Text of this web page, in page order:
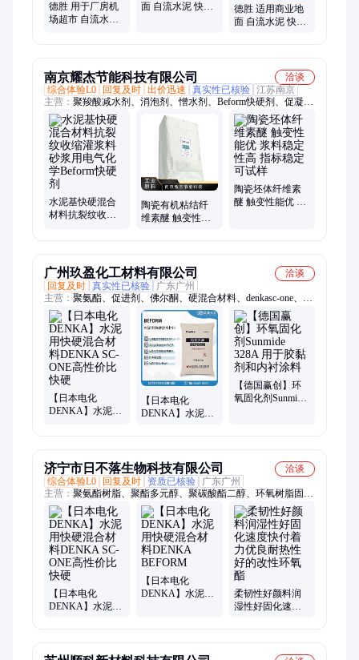
德胜 用于厂房机
场超市 自流水泥
面 自流水泥 快硬
德胜 适用商业地
面 自流水泥 快硬
南京耀杰节能科技有限公司
洽谈
综合体验L0
回复及时 出价迅速 真实性已核验 江苏南京
主营： 聚羧酸减水剂、消泡剂、憎水剂、Beform快硬剂、促凝
剂、悬浮稳定剂、胶粉、纤维素醚
水泥基快硬混合
材料抗裂纹收缩
陶瓷有机粘结纤
维素醚 触变性能
陶瓷坯体纤维素
醚 触变性能优 浆
广州玖盈化工材料有限公司
洽谈
回复及时 真实性已核验
广东广州
主营： 聚氨酯、促进剂、佛尔酮、硬混合材料、denkasc-one、pu
扩链剂、流变助剂、分硅橡胶、环氧树脂、德国赢创、环氧底
漆、聚酯二元醇、管道清洗剂、环氧固化剂、丙烯酸树脂、十二
烷基硫醇
【日本电化
DENKA】水泥用
【日本电化
DENKA】水泥用
【德国赢创】环
氧固化剂Sunmide
济宁市日不落生物科技有限公司
洽谈
综合体验L0
回复及时 资质已核验
广东广州
主营： 聚氨酯树脂、聚酯多元醇、聚碳酸酯二醇、环氧树脂固化
剂
【日本电化
DENKA】水泥用
【日本电化
DENKA】水泥用
柔韧性好颜料润
湿性好固化速度